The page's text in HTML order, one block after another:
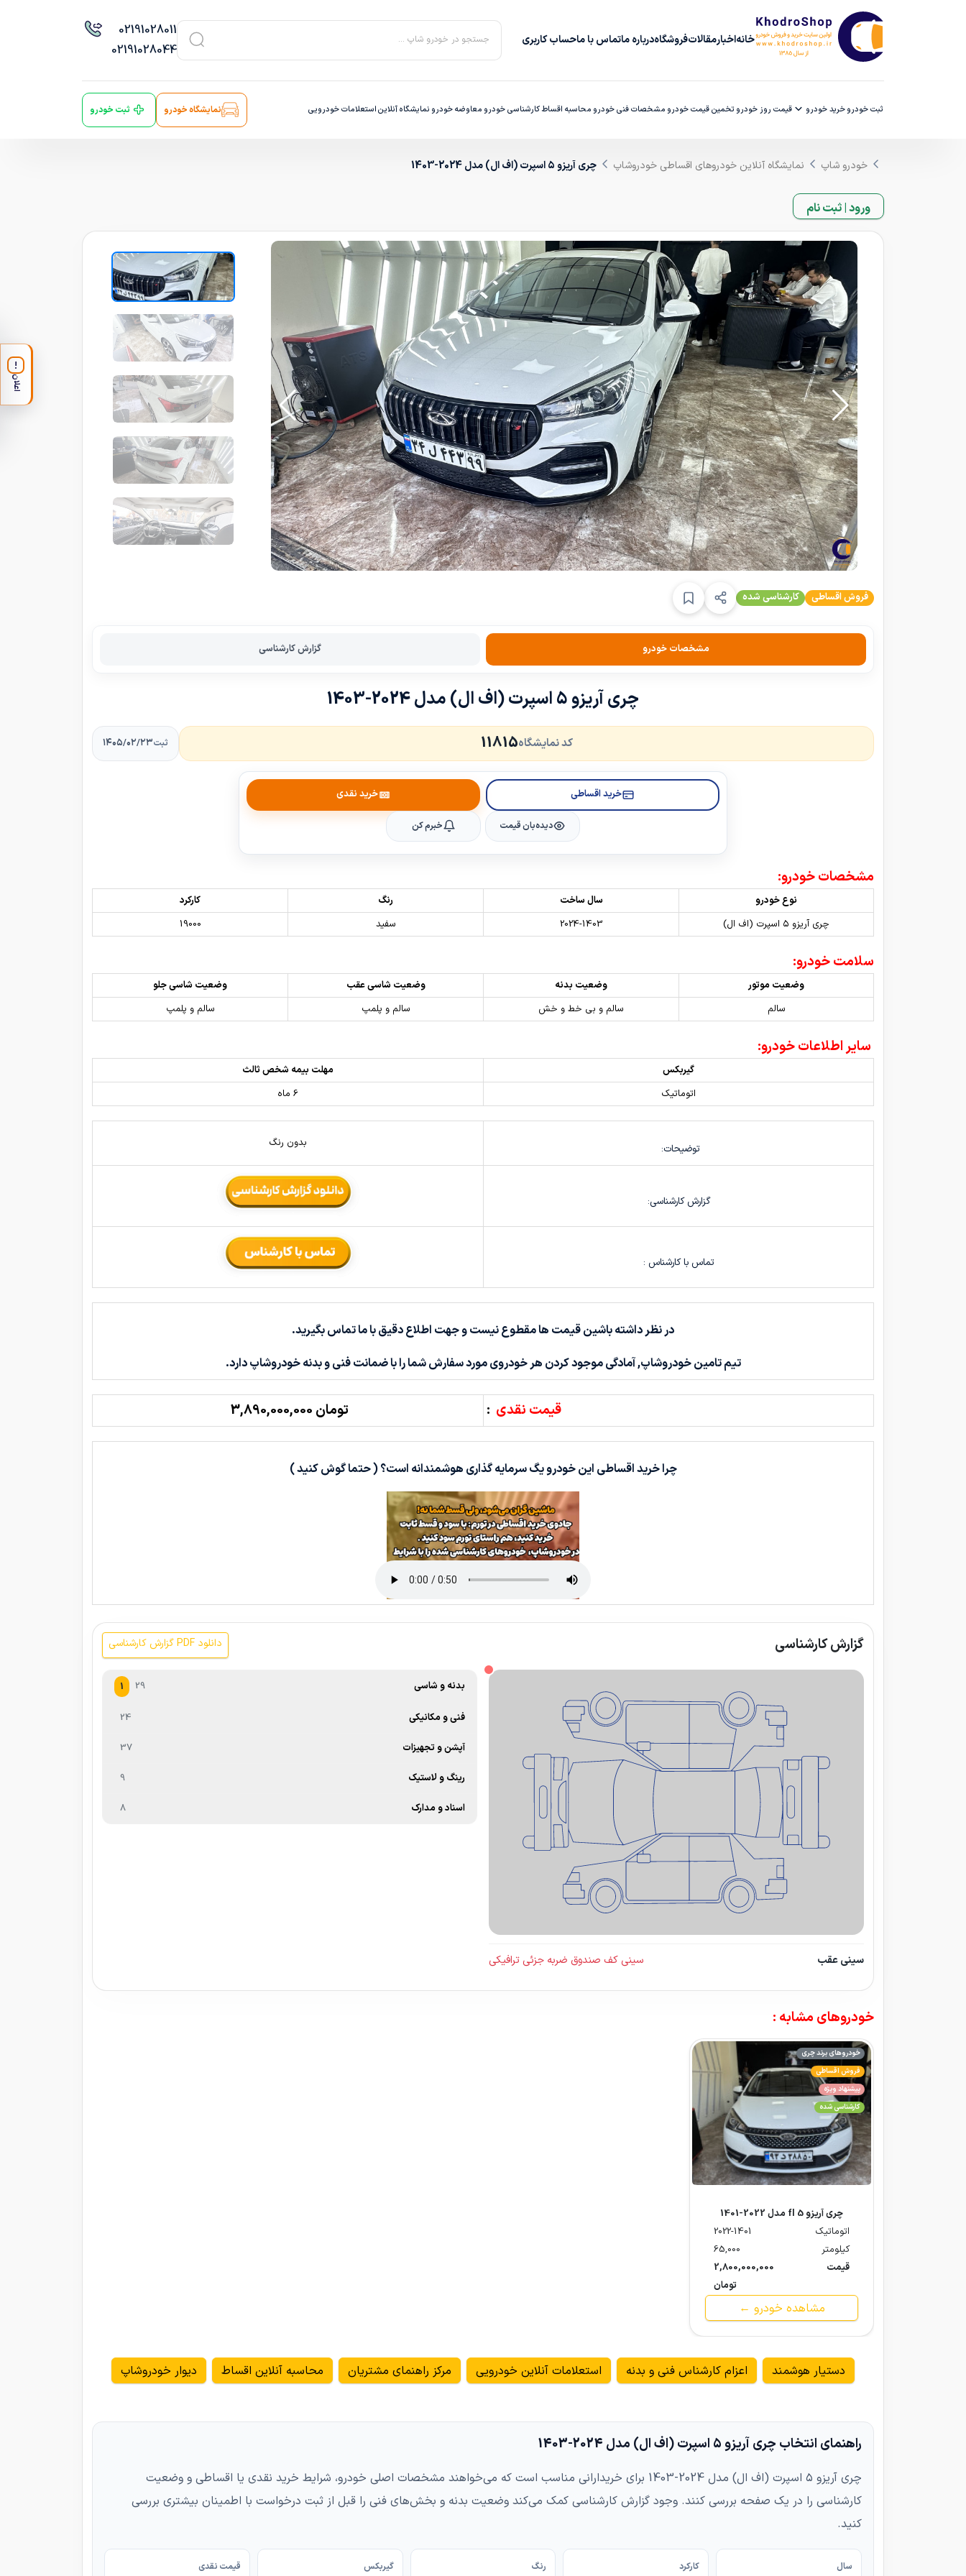
خانهاخبارمقالاتفروشگاهدرباره‌ ماتماس با ماحساب کاربری جستجو در خودرو شاپ ...
02191028011
02191028044
ثبت خودروخرید خودرو قیمت روز خودرو تخمین قیمت خودرو مشخصات فنی خودرو محاسبه اقساطکارشناسی خودرو معاوضه خودرو نمایشگاه آنلایناستعلامات خودرویی نمایشگاه خودرو ثبت خودرو
خودرو شاپ نمایشگاه آنلاین خودروهای اقساطی خودروشاپ چری آریزو ۵ اسپرت (اف ال) مدل 2024-1403
ورود | ثبت نام
فروش اقساطی کارشناسی شده
مشخصات خودرو گزارش کارشناسی
چری آریزو ۵ اسپرت (اف ال) مدل 2024-1403
کد نمایشگاه11815 ثبت۱۴۰۵/۰۲/۲۳
خرید اقساطی خرید نقدی
دیده‌بان قیمت خبرم کن
مشخصات خودرو:
نوع خودرو سال ساخت رنگ
کارکرد
چری آریزو ۵ اسپرت (اف ال)
2024-1403 سفید 19000
سلامت خودرو:
وضعیت موتور وضعیت بدنه وضعیت شاسی عقب
وضعیت شاسی جلو
سالم
سالم و بی خط و خش سالم و پلمپ سالم و پلمپ
سایر اطلاعات خودرو:
گیربکس
مهلت بیمه شخص ثالث
اتوماتیک
6 ماه
توضیحات: بدون رنگ
گزارش کارشناسی:
تماس با کارشناس :
در نظر داشته باشین قیمت ها مقطوع نیست و جهت اطلاع دقیق با ما تماس بگیرید.
تیم تامین خودروشاپ, آمادگی موجود کردن هر خودروی مورد سفارش شما را با ضمانت فنی و بدنه خودروشاپ دارد.
قیمت نقدی : تومان 3,890,000,000
چرا خرید اقساطی این خودرو یگ سرمایه گذاری هوشمندانه است؟ ( حتما گوش کنید )
گزارش کارشناسی دانلود PDF گزارش کارشناسی
سینی عقب سینی کف صندوق ضربه جزئی ترافیکی
بدنه و شاسی 29
1
فنی و مکانیکی 24
آپشن و تجهیزات 37
رینگ و لاستیک 9
اسناد و مدارک 8
خودروهای مشابه :
خودروهای برند چری
فروش اقساطی
پیشنهاد ویژه
کارشناسی شده
چری آریزو 5 fl مدل 2022-1401
اتوماتیک
2022-1401
کیلومتر
65,000
قیمت
2,800,000,000
تومان
مشاهده خودرو ←
دستیار هوشمند اعزام کارشناس فنی و بدنه استعلامات آنلاین خودرویی مرکز راهنمای مشتریان محاسبه آنلاین اقساط دیوار خودروشاپ
راهنمای انتخاب چری آریزو ۵ اسپرت (اف ال) مدل 2024-1403
چری آریزو ۵ اسپرت (اف ال) مدل 2024-1403 برای خریدارانی مناسب است که می‌خواهند مشخصات اصلی خودرو، شرایط خرید نقدی یا اقساطی و وضعیت
کارشناسی را در یک صفحه بررسی کنند. وجود گزارش کارشناسی کمک می‌کند وضعیت بدنه و بخش‌های فنی را قبل از ثبت درخواست با اطمینان بیشتری بررسی
کنید.
سال کارکرد رنگ گیربکس قیمت نقدی
!
اعلان